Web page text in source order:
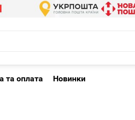
та оплата Новинки